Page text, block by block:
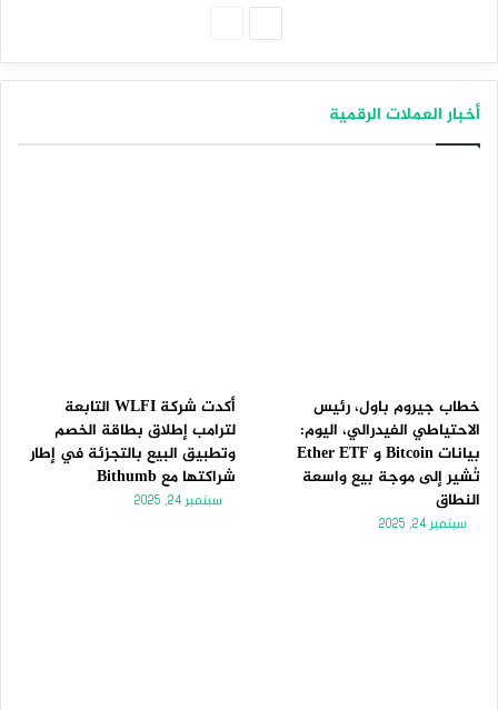
أخبار العملات الرقمية
خطاب جيروم باول، رئيس
الاحتياطي الفيدرالي، اليوم:
بيانات Bitcoin و Ether ETF
تُشير إلى موجة بيع واسعة
النطاق
سبتمبر 24, 2025
أكدت شركة WLFI التابعة
لترامب إطلاق بطاقة الخصم
وتطبيق البيع بالتجزئة في إطار
شراكتها مع Bithumb
سبتمبر 24, 2025